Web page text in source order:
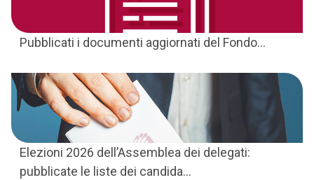
Pubblicati i documenti aggiornati del Fondo...
Elezioni 2026 dell’Assemblea dei delegati:
pubblicate le liste dei candida...